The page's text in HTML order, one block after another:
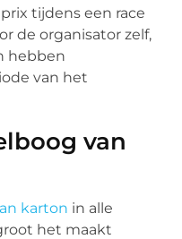
tijdens een race
de organisator zelf,
hebben
van het
van
karton in alle
het maakt